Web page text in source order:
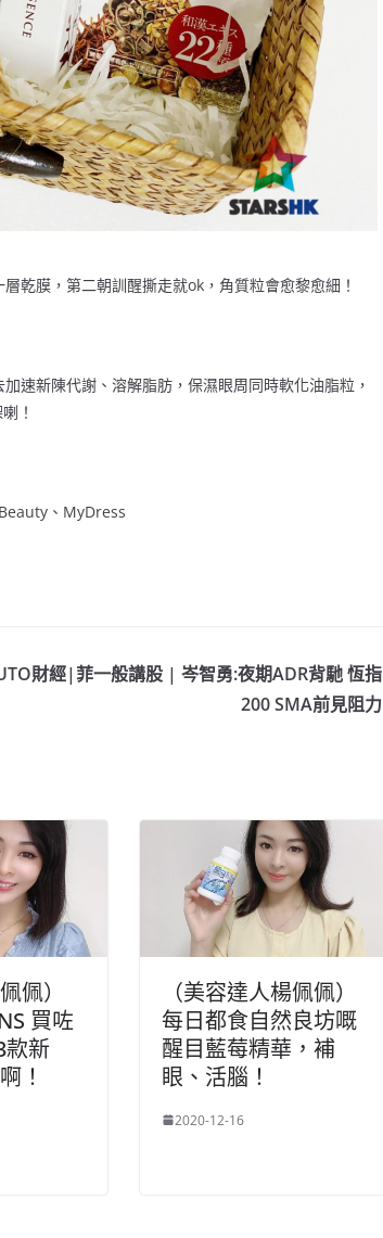
乾膜，第二朝訓醒撕走就ok ，角質粒會愈黎愈細！
速新陳代謝、溶解脂肪，保濕眼周同時軟化油脂粒 ，
！
、 MyDress
財經|菲一般講股 | 岑智勇:夜期ADR背馳 恆指
200 SMA前見阻力
佩）
買咗
款新
！
（美容達人楊佩佩）
每日都食自然良坊嘅
醒目藍莓精華，補
眼、活腦！
2020-12-16